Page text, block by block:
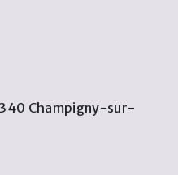
Champigny-sur-